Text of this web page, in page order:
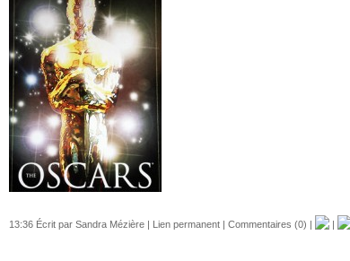
13:36 Écrit par Sandra Mézière | Lien permanent | Commentaires (0) | |